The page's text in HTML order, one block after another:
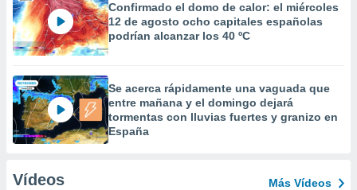
Confirmado el domo de calor: el miércoles
12 de agosto ocho capitales españolas
podrían alcanzar los 40 ºC
Se acerca rápidamente una vaguada que
entre mañana y el domingo dejará
tormentas con lluvias fuertes y granizo en
España
Vídeos Más Vídeos